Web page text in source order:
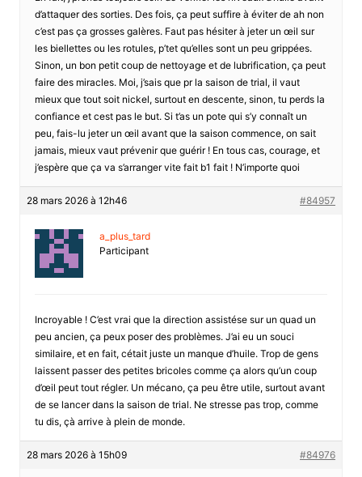
d’attaquer des sorties. Des fois, ça peut suffire à éviter de ah non
c’est pas ça grosses galères. Faut pas hésiter à jeter un œil sur
les biellettes ou les rotules, p’tet qu’elles sont un peu grippées.
Sinon, un bon petit coup de nettoyage et de lubrification, ça peut
faire des miracles. Moi, j’sais que pr la saison de trial, il vaut
mieux que tout soit nickel, surtout en descente, sinon, tu perds la
confiance et cest pas le but. Si t’as un pote qui s’y connaît un
peu, fais-lu jeter un œil avant que la saison commence, on sait
jamais, mieux vaut prévenir que guérir ! En tous cas, courage, et
j’espère que ça va s’arranger vite fait b1 fait ! N’importe quoi
28 mars 2026 à 12h46 #84957
a_plus_tard
Participant
Incroyable ! C’est vrai que la direction assistése sur un quad un
peu ancien, ça peux poser des problèmes. J’ai eu un souci
similaire, et en fait, cétait juste un manque d’huile. Trop de gens
laissent passer des petites bricoles comme ça alors qu’un coup
d’œil peut tout régler. Un mécano, ça peu être utile, surtout avant
de se lancer dans la saison de trial. Ne stresse pas trop, comme
tu dis, çà arrive à plein de monde.
28 mars 2026 à 15h09 #84976